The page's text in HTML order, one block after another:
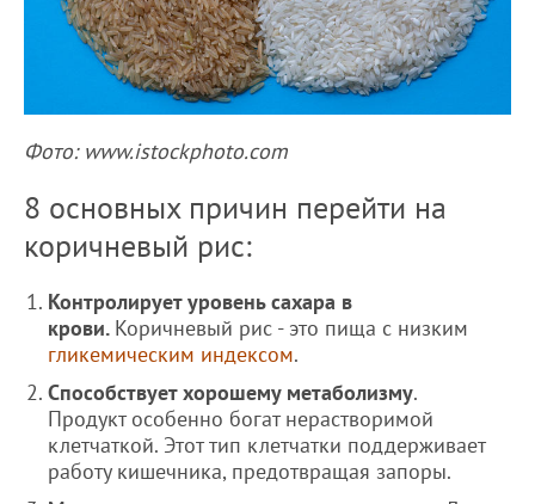
Фото: www.istockphoto.com
8 основных причин перейти на
коричневый рис:
Контролирует уровень сахара в
крови. Коричневый рис - это пища с низким
гликемическим индексом.
Способствует хорошему метаболизму.
Продукт особенно богат нерастворимой
клетчаткой. Этот тип клетчатки поддерживает
работу кишечника, предотвращая запоры.